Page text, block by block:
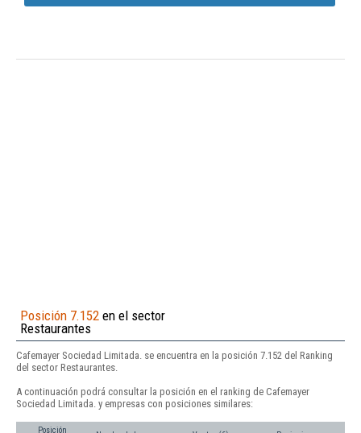
Posición 7.152 en el sector
Restaurantes
Cafemayer Sociedad Limitada. se encuentra en la posición 7.152 del Ranking
del sector Restaurantes.
A continuación podrá consultar la posición en el ranking de Cafemayer
Sociedad Limitada. y empresas con posiciones similares:
Posición